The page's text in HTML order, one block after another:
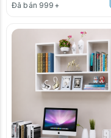
Đã bán 999+